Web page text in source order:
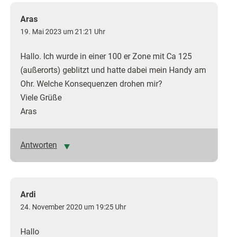
Aras
19. Mai 2023 um 21:21 Uhr
Hallo. Ich wurde in einer 100 er Zone mit Ca 125
(außerorts) geblitzt und hatte dabei mein Handy am
Ohr. Welche Konsequenzen drohen mir?
Viele Grüße
Aras
Antworten
Ardi
24. November 2020 um 19:25 Uhr
Hallo